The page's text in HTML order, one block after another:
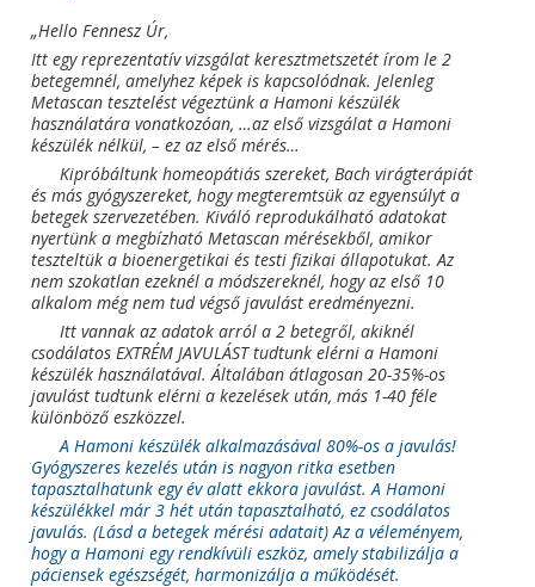
„Hello Fennesz Úr,
Itt egy reprezentatív vizsgálat keresztmetszetét írom le 2
betegemnél, amelyhez képek is kapcsolódnak. Jelenleg
Metascan tesztelést végeztünk a Hamoni készülék
használatára vonatkozóan, …az első vizsgálat a Hamoni
készülék nélkül, – ez az első mérés…
Kipróbáltunk homeopátiás szereket, Bach virágterápiát
és más gyógyszereket, hogy megteremtsük az egyensúlyt a
betegek szervezetében. Kiváló reprodukálható adatokat
nyertünk a megbízható Metascan mérésekből, amikor
teszteltük a bioenergetikai és testi fizikai állapotukat. Az
nem szokatlan ezeknél a módszereknél, hogy az első 10
alkalom még nem tud végső javulást eredményezni.
Itt vannak az adatok arról a 2 betegről, akiknél
csodálatos EXTRÉM JAVULÁST tudtunk elérni a Hamoni
készülék használatával. Általában átlagosan 20-35%-os
javulást tudtunk elérni a kezelések után, más 1-40 féle
különböző eszközzel.
A Hamoni készülék alkalmazásával 80%-os a javulás!
Gyógyszeres kezelés után is nagyon ritka esetben
tapasztalhatunk egy év alatt ekkora javulást. A Hamoni
készülékkel már 3 hét után tapasztalható, ez csodálatos
javulás. (Lásd a betegek mérési adatait) Az a véleményem,
hogy a Hamoni egy rendkívüli eszköz, amely stabilizálja a
páciensek egészségét, harmonizálja a működését.